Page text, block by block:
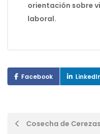
orientación sobre
laboral.
Facebook
PostCosecha de